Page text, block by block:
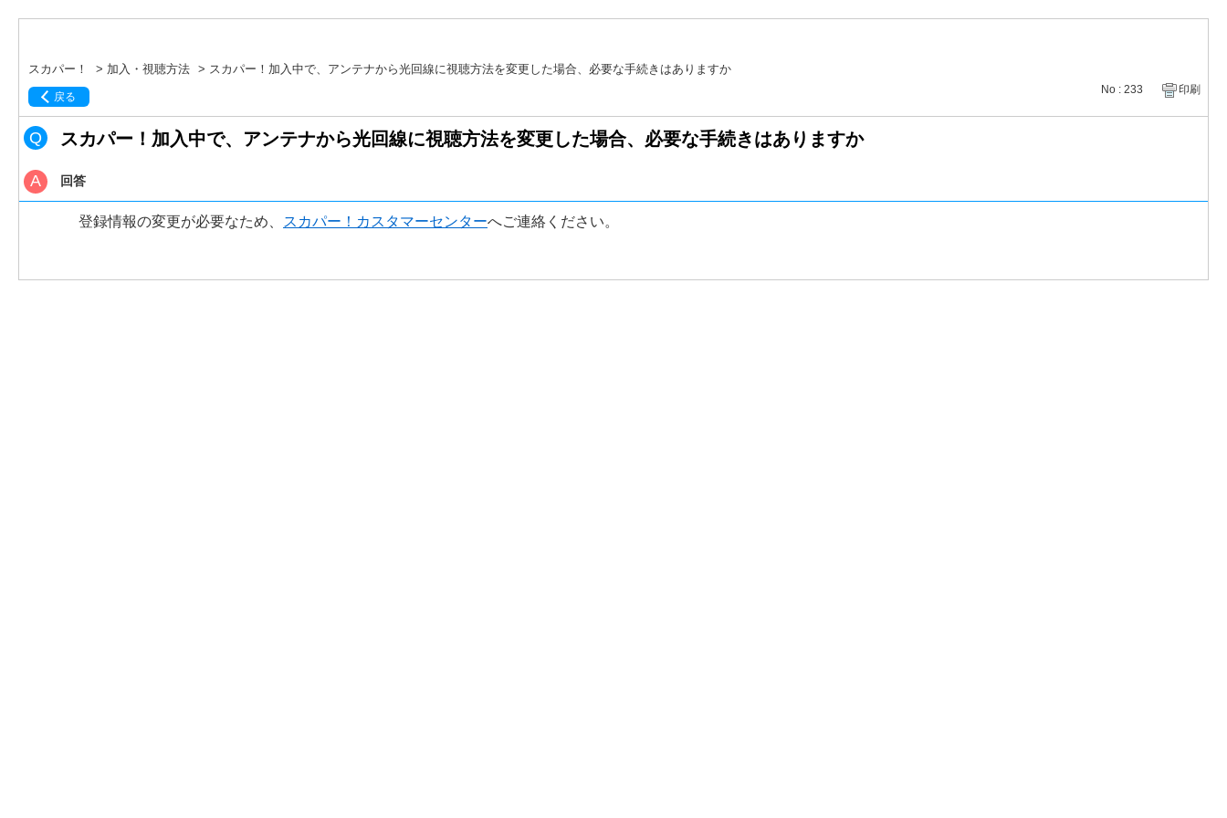
スカパー！ > 加入・視聴方法 > スカパー！加入中で、アンテナから光回線に視聴方法を変更した場合、必要な手続きはありますか
戻る
No : 233 印刷
スカパー！加入中で、アンテナから光回線に視聴方法を変更した場合、必要な手続きはありますか
回答
登録情報の変更が必要なため、 スカパー！カスタマーセンターへご連絡ください。